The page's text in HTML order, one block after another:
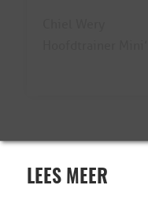
LEES MEER